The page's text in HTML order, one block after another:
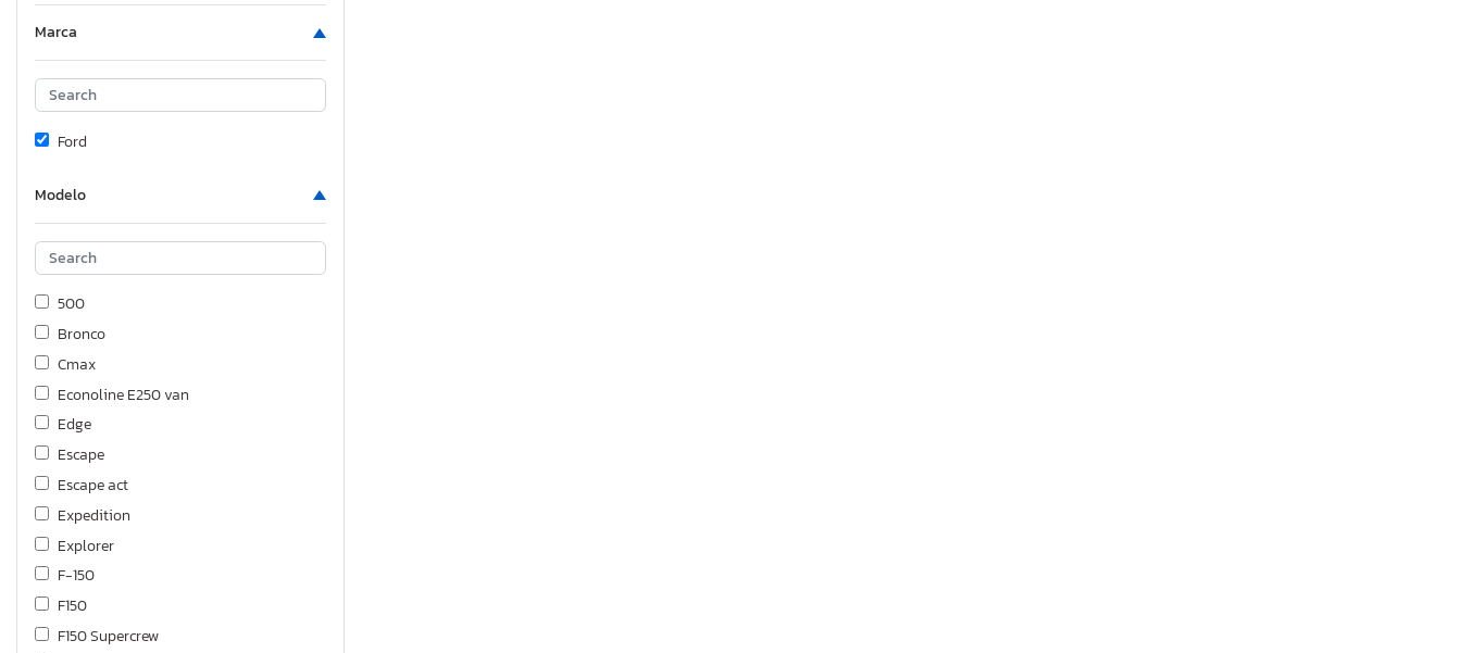
Marca
Ford
Modelo
500
Bronco
Cmax
Econoline E250 van
Edge
Escape
Escape act
Expedition
Explorer
F-150
F150
F150 Supercrew